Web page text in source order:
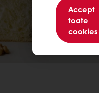
Accept
toate
cookies